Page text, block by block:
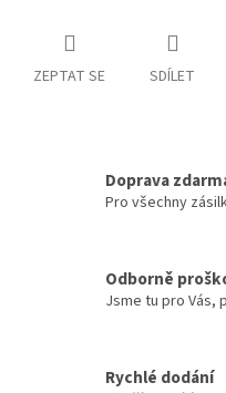
ZEPTAT SE SDÍLET
Doprava
Pro všechny
Odborně
Jsme tu pro
Rychlé dodání